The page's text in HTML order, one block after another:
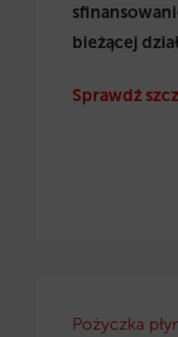
bieżącej
Sprawdź
Pożyczka